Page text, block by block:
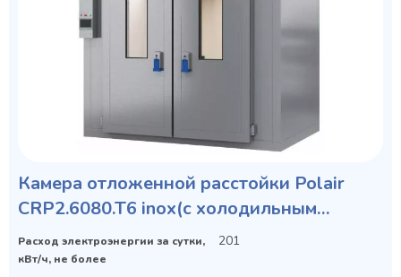
Камера отложенной расстойки Polair
CRP2.6080.T6 inox(с холодильным
агрегатом)
Расход электроэнергии за сутки,
кВт/ч, не более
201